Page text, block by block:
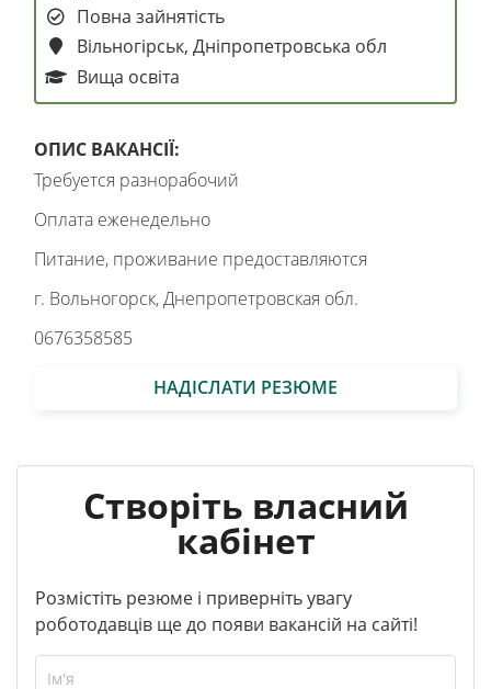
Повна зайнятість
Вільногірськ, Дніпропетровська обл
Вища освіта
ОПИС ВАКАНСІЇ:
Требуется разнорабочий
Оплата еженедельно
Питание, проживание предоставляются
г. Вольногорск, Днепропетровская обл.
0676358585
НАДІСЛАТИ РЕЗЮМЕ
Створіть власний
кабінет
Розмістіть резюме і приверніть увагу
роботодавців ще до появи вакансій на сайті!